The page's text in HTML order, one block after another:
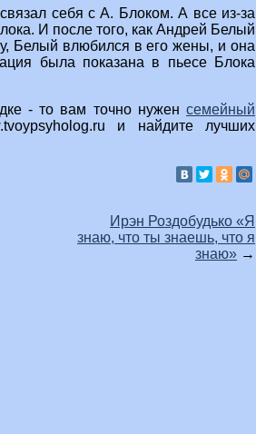
себя с А. Блоком. А все из-за
И после того, как Андрей Белый
Белый влюбился в его жены, и она
была показана в пьесе Блока
- то вам точно нужен семейный
и найдите лучших
Ирэн Роздобудько «Я
знаю, что ты знаешь, что я
знаю» →